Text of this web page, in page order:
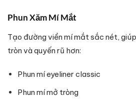
Phun Xăm Mí Mắt
Tạo đường viền mí mắt sắc nét,
tròn và quyến rũ hơn:
Phun mí eyeliner classic
Phun mí mở tròng